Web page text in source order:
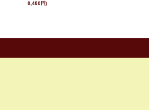
8,480円)